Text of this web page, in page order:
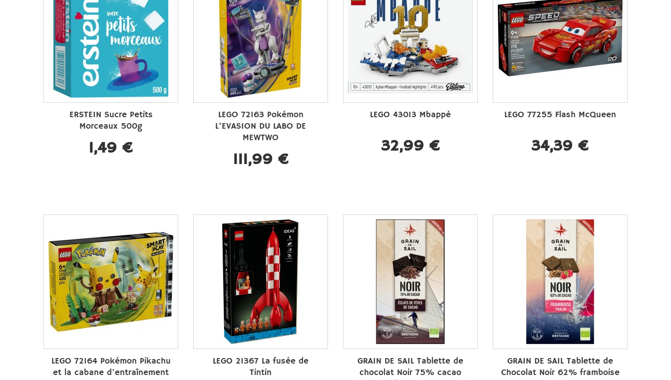
ERSTEIN Sucre Petits
Morceaux 500g
1,49 €
LEGO 72163 Pokémon
L’EVASION DU LABO DE
MEWTWO
111,99 €
LEGO 43013 Mbappé
32,99 €
LEGO 77255 Flash McQueen
34,39 €
LEGO 72164 Pokémon Pikachu
et la cabane d'entraînement
LEGO 21367 La fusée de
Tintin
GRAIN DE SAIL Tablette de
chocolat Noir 75% cacao
GRAIN DE SAIL Tablette de
Chocolat Noir 62% framboise